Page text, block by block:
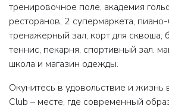
тренировочное поле, академия
ресторанов, 2 супермаркета,
тренажерный зал, корт для сквоша,
теннис, пекарня, спортивный зал.
школа и магазин одежды.
Окунитесь в удовольствие и жизнь
Club – месте, где современный